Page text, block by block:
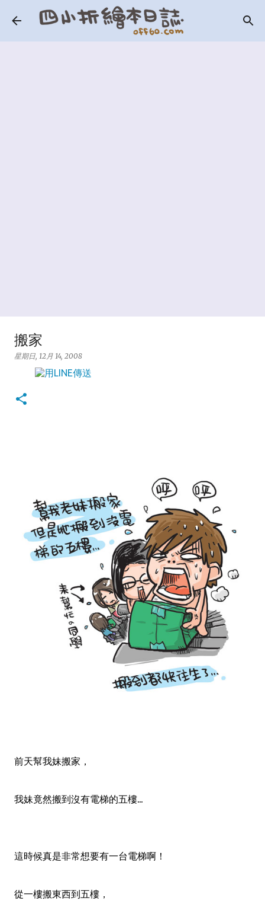
跳到主要內容
搬家
星期日, 12月 14, 2008
前天幫我妹搬家，
我妹竟然搬到沒有電梯的五樓...
這時候真是非常想要有一台電梯啊！
從一樓搬東西到五樓，